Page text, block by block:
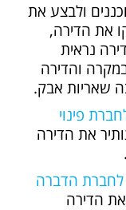
ולבצע את
את הדירה,
נראית
והדירה
שאריות אבק.
פינוי
את הדירה
לחברת הדברה
הדירה